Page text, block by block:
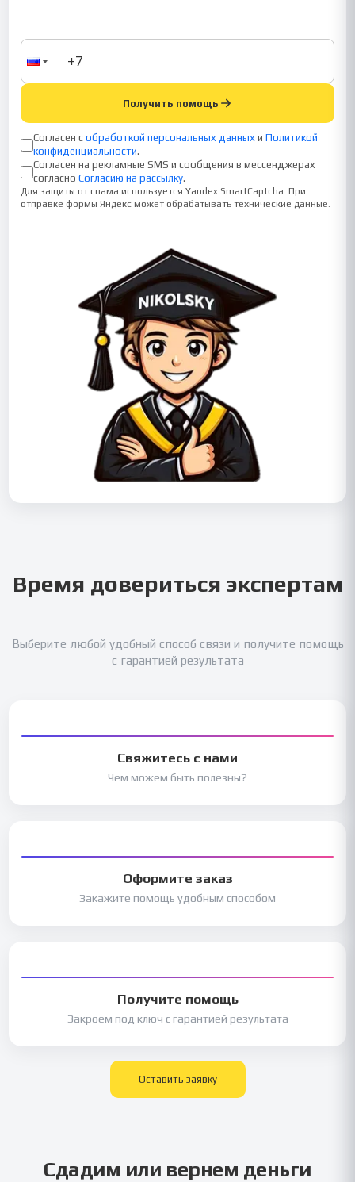
Получить помощь
Согласен с обработкой персональных данных и Политикой
конфиденциальности.
Согласен на рекламные SMS и сообщения в мессенджерах
согласно Согласию на рассылку.
Для защиты от спама используется Yandex SmartCaptcha. При
отправке формы Яндекс может обрабатывать технические данные.
Время довериться экспертам
Выберите любой удобный способ связи и получите помощь
с гарантией результата
Свяжитесь с нами
Чем можем быть полезны?
Оформите заказ
Закажите помощь удобным способом
Получите помощь
Закроем под ключ с гарантией результата
Оставить заявку
Сдадим или вернем деньги